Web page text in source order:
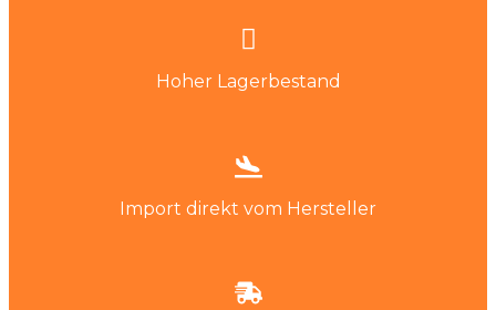
Hoher Lagerbestand
Import direkt vom Hersteller